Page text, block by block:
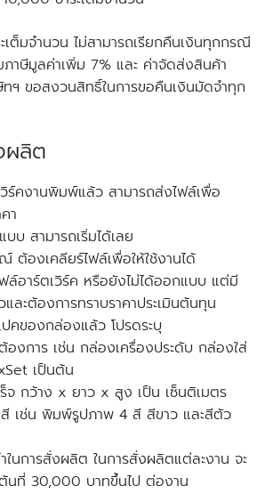
เต็มจำนวน ไม่สามารถเรียกคืนเงินทุกกรณี
ภาษีมูลค่าเพิ่ม 7% และ ค่าจัดส่งสินค้า
ฯ ขอสงวนสิทธิ์ในการขอคืนเงินมัดจำทุก
ผลิต
ร์คงานพิมพ์แล้ว สามารถส่งไฟล์เพื่อ
า
บ สามารถเริ่มได้เลย
ต้องเคลียร์ไฟล์เพื่อให้ใช้งานได้
ล์อาร์ตเวิร์ค หรือยังไม่ได้ออกแบบ แต่มี
ละต้องการทราบราคาประเมินต้นทุน
คของกล่องแล้ว โปรดระบุ
งการ เช่น กล่องเครื่องประดับ กล่องใส่
เป็นต้น
จ กว้าง x ยาว x สูง เป็น เซ็นติเมตร
เช่น พิมพ์รูปภาพ 4 สี สีขาว และสีตัว
ในการสั่งผลิต ในการสั่งผลิตแต่ละงาน จะ
นที่ 30,000 บาทขึ้นไป ต่องาน